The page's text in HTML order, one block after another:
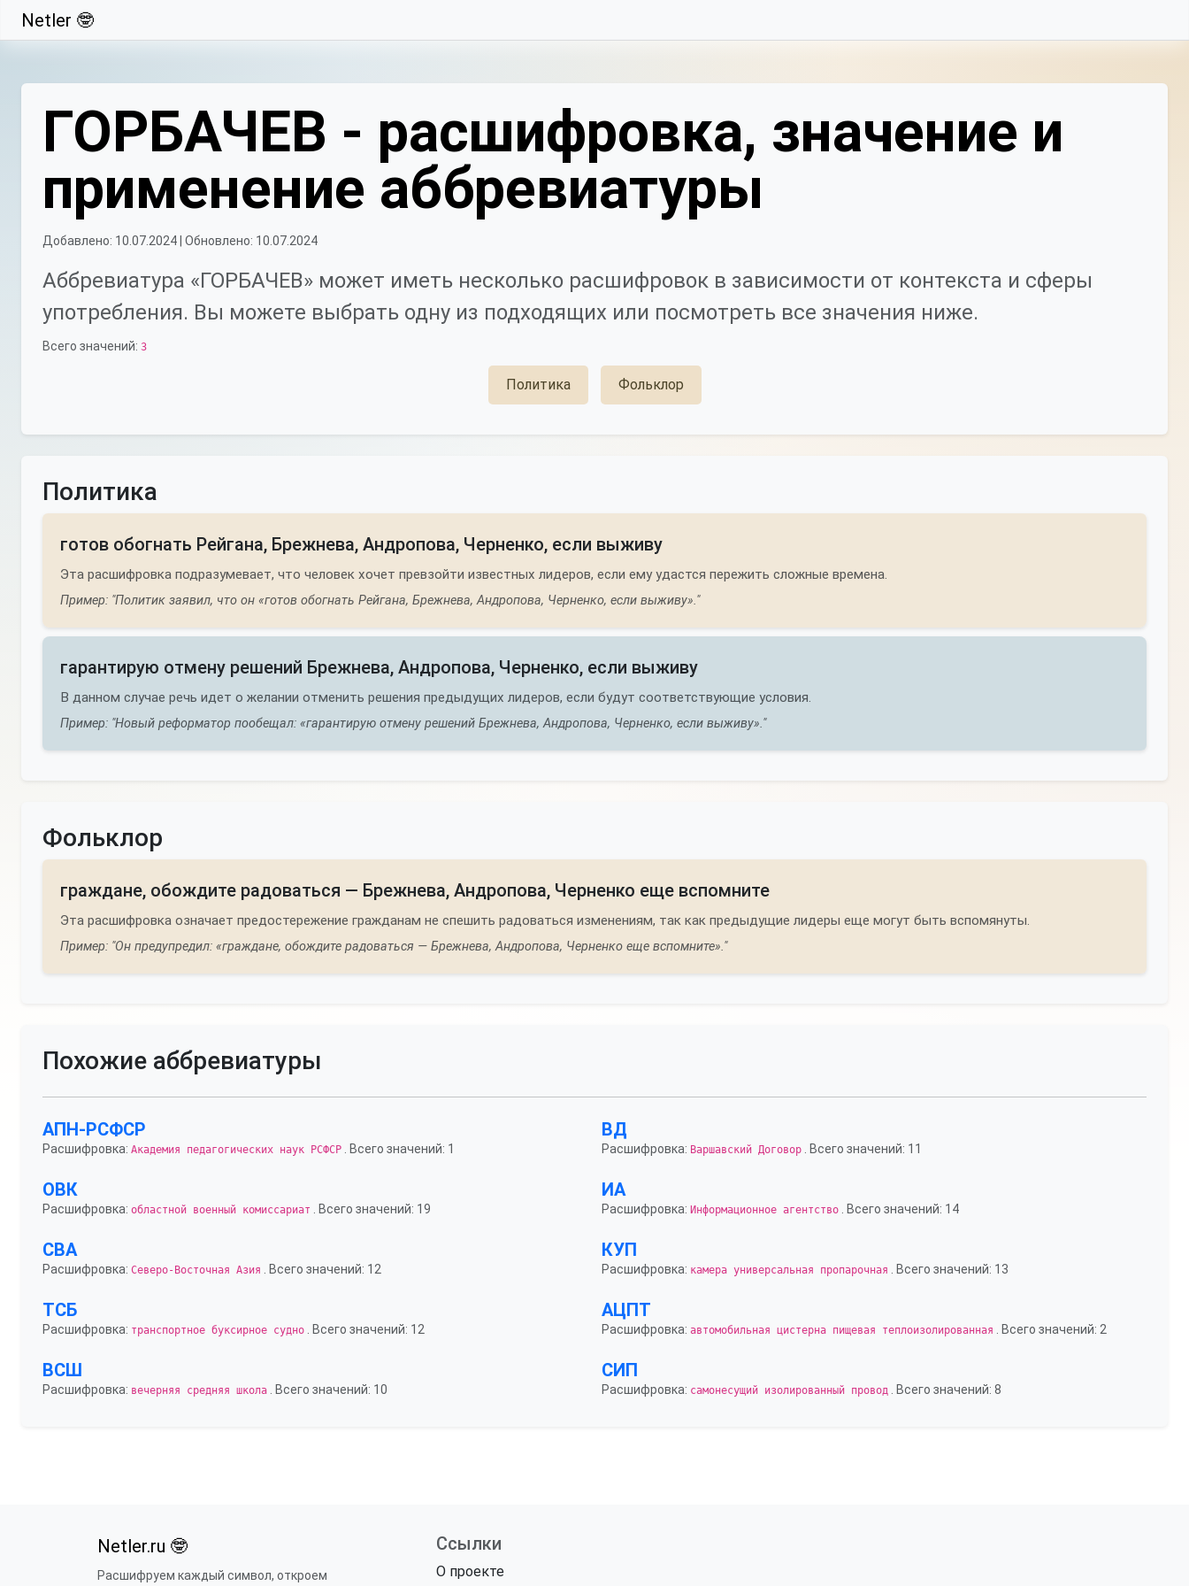
Свернуть
Netler 🤓
ГОРБАЧЕВ - расшифровка, значение и
применение аббревиатуры
Добавлено: 10.07.2024 | Обновлено: 10.07.2024
Аббревиатура «ГОРБАЧЕВ» может иметь несколько расшифровок в зависимости от контекста и сферы
употребления. Вы можете выбрать одну из подходящих или посмотреть все значения ниже.
Всего значений: 3
Политика Фольклор
Политика
готов обогнать Рейгана, Брежнева, Андропова, Черненко, если выживу
Эта расшифровка подразумевает, что человек хочет превзойти известных лидеров, если ему удастся пережить сложные времена.
Пример: "Политик заявил, что он «готов обогнать Рейгана, Брежнева, Андропова, Черненко, если выживу»."
гарантирую отмену решений Брежнева, Андропова, Черненко, если выживу
В данном случае речь идет о желании отменить решения предыдущих лидеров, если будут соответствующие условия.
Пример: "Новый реформатор пообещал: «гарантирую отмену решений Брежнева, Андропова, Черненко, если выживу»."
Фольклор
граждане, обождите радоваться — Брежнева, Андропова, Черненко еще вспомните
Эта расшифровка означает предостережение гражданам не спешить радоваться изменениям, так как предыдущие лидеры еще могут быть вспомянуты.
Пример: "Он предупредил: «граждане, обождите радоваться — Брежнева, Андропова, Черненко еще вспомните»."
Похожие аббревиатуры
АПН-РСФСР
Расшифровка: Академия педагогических наук РСФСР . Всего значений: 1
ВД
Расшифровка: Варшавский Договор . Всего значений: 11
ОВК
Расшифровка: областной военный комиссариат . Всего значений: 19
ИА
Расшифровка: Информационное агентство . Всего значений: 14
СВА
Расшифровка: Северо-Восточная Азия . Всего значений: 12
КУП
Расшифровка: камера универсальная пропарочная . Всего значений: 13
ТСБ
Расшифровка: транспортное буксирное судно . Всего значений: 12
АЦПТ
Расшифровка: автомобильная цистерна пищевая теплоизолированная . Всего значений: 2
ВСШ
Расшифровка: вечерняя средняя школа . Всего значений: 10
СИП
Расшифровка: самонесущий изолированный провод . Всего значений: 8
Netler.ru 🤓
Расшифруем каждый символ, откроем
Ссылки
О проекте